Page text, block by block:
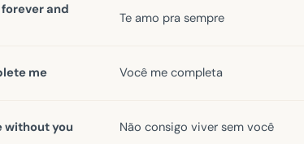
forever and
Te amo pra sempre
me Você me completa
without you Não consigo viver sem você